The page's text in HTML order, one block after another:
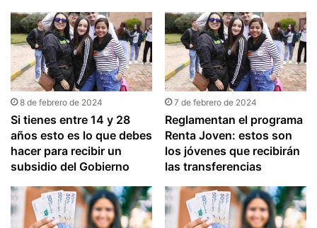
8 de febrero de 2024
Si tienes entre 14 y 28
años esto es lo que debes
hacer para recibir un
subsidio del Gobierno
7 de febrero de 2024
Reglamentan el programa
Renta Joven: estos son
los jóvenes que recibirán
las transferencias